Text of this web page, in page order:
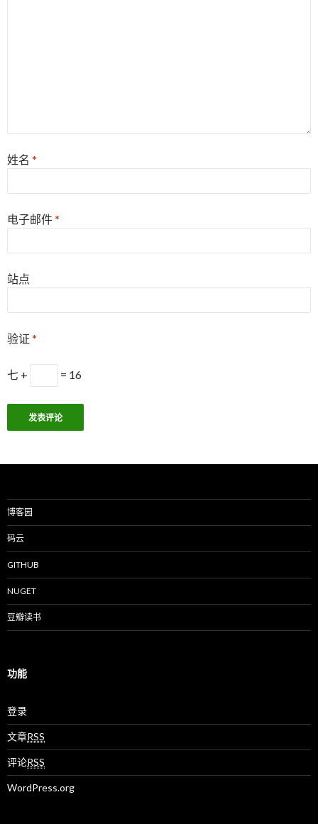
姓名 *
电子邮件*
站点
验证 *
七 + = 16
博客园
码云
GITHUB
NUGET
豆瓣读书
功能
登录
文章RSS
评论RSS
WordPress.org